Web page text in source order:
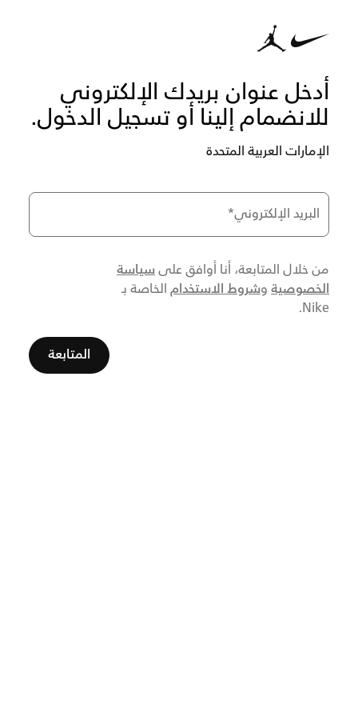
أدخل عنوان بريدك الإلكتروني
للانضمام إلينا أو تسجيل الدخول.
الإمارات العربية المتحدة
البريد الإلكتروني*
من خلال المتابعة، أنا أوافق علىسياسة
الخصوصية وشروط الاستخدام الخاصة بـ
Nike.
المتابعة